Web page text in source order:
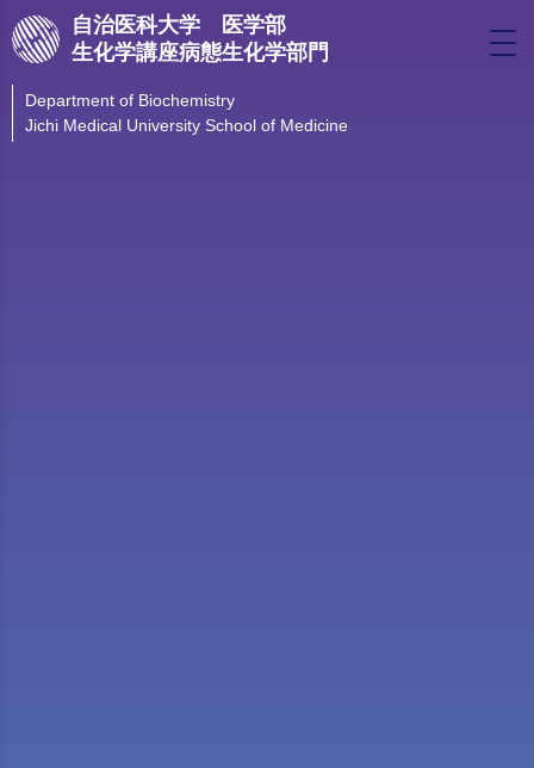
自治医科大学 医学部
生化学講座病態生化学部門
Department of Biochemistry
Jichi Medical University School of Medicine